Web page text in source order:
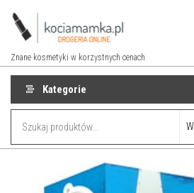
Przejdź
Znane kosmetyki w korzystnych cenach
Kategorie